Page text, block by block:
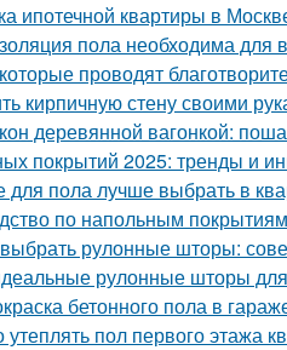
ипотечной квартиры в
пола необходима для
проводят
кирпичную стену своими
деревянной вагонкой:
покрытий 2025: тренды и
для пола лучше выбрать в
по напольным
рулонные шторы:
рулонные шторы
бетонного пола в
пол первого этажа